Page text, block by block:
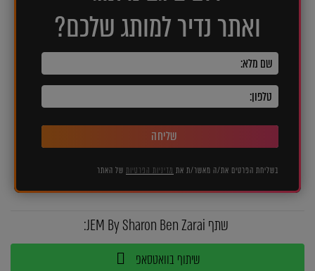
ואתר נדיר למותג שלכם?
שליחה
בשליחת הפרטים את/ה מאשר/ת את מדיניות הפרטיות של האתר
שתף JEM By Sharon Ben Zarai:
שיתוף בוואטסאפ